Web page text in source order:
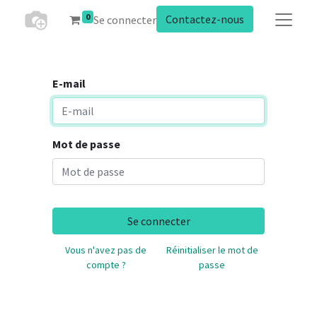
0 Se connecter Contactez-nous
E-mail
Mot de passe
Se connecter
Vous n'avez pas de
compte ?
Réinitialiser le mot de
passe